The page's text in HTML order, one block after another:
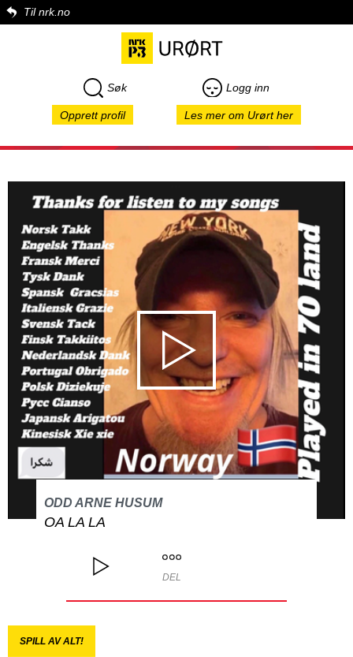
Til nrk.no
Søk Logg inn
Opprett profil Les mer om Urørt her
ODD ARNE HUSUM
OA LA LA
DEL
SPILL AV ALT!